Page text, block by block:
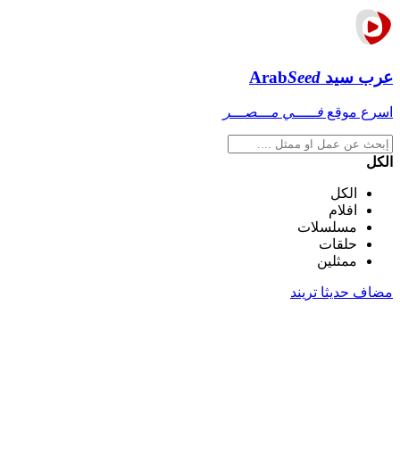
عرب سيد ArabSeed
اسرع موقع فـــــي مـــصـــر
الكل
الكل
افلام
مسلسلات
حلقات
ممثلين
مضاف حديثا تريند